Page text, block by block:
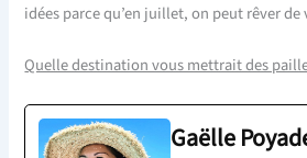
idées parce qu’en juillet, on peut rêver de
Quelle destination vous mettrait des
Gaëlle